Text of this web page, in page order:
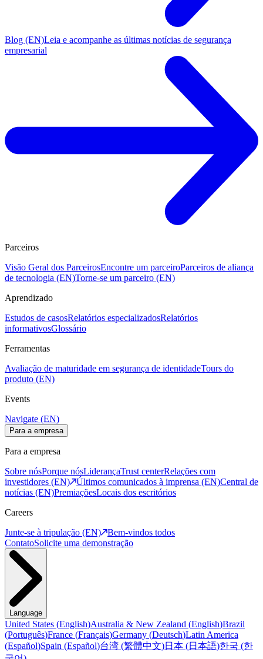
Blog (EN)Leia e acompanhe as últimas notícias de segurança
empresarial
Parceiros
Visão Geral dos ParceirosEncontre um parceiroParceiros de aliança
de tecnologia (EN)Torne-se um parceiro (EN)
Aprendizado
Estudos de casosRelatórios especializadosRelatórios
informativosGlossário
Ferramentas
Avaliação de maturidade em segurança de identidadeTours do
produto (EN)
Events
Navigate (EN)
Para a empresa
Para a empresa
Sobre nósPorque nósLiderançaTrust centerRelações com
investidores (EN)
Últimos comunicados à imprensa (EN)Central de
notícias (EN)PremiaçõesLocais dos escritórios
Careers
Junte-se à tripulação (EN)
Bem-vindos todos
ContatoSolicite uma demonstração
Language
United States (English)Australia & New Zealand (English)Brazil
(Português)France (Français)Germany (Deutsch)Latin America
(Español)Spain (Español)台湾 (繁體中文)日本 (日本語)한국 (한